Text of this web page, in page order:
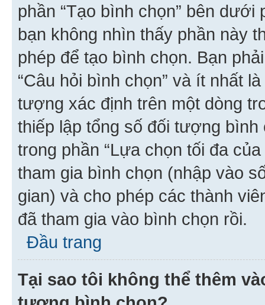
phần “Tạo bình chọn” bên
bạn không nhìn thấy phần này
phép để tạo bình chọn. Bạn
“Câu hỏi bình chọn” và ít nhất
tượng xác định trên một dòng
thiếp lập tổng số đối tượng
trong phần “Lựa chọn tối đa
tham gia bình chọn (nhập vào
gian) và cho phép các thành
đã tham gia vào bình chọn rồi.
Đầu trang
Tại sao tôi không thể thêm